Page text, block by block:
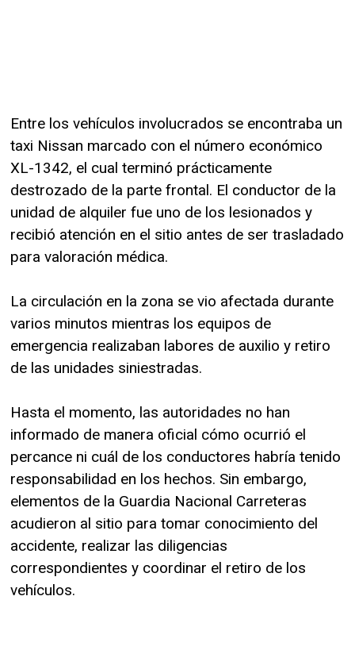
Entre los vehículos involucrados se encontraba un
taxi Nissan marcado con el número económico
XL-1342, el cual terminó prácticamente
destrozado de la parte frontal. El conductor de la
unidad de alquiler fue uno de los lesionados y
recibió atención en el sitio antes de ser trasladado
para valoración médica.
La circulación en la zona se vio afectada durante
varios minutos mientras los equipos de
emergencia realizaban labores de auxilio y retiro
de las unidades siniestradas.
Hasta el momento, las autoridades no han
informado de manera oficial cómo ocurrió el
percance ni cuál de los conductores habría tenido
responsabilidad en los hechos. Sin embargo,
elementos de la Guardia Nacional Carreteras
acudieron al sitio para tomar conocimiento del
accidente, realizar las diligencias
correspondientes y coordinar el retiro de los
vehículos.